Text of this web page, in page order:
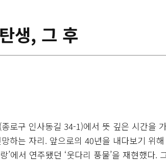
생, 그 후
로구 인사동길 34-1)에서 뜻 깊은 시간을
하는 자리. 앞으로의 40년을 내다보기 위해
에서 연주됐던 ‘웃다리 풍물’을 재현했다.